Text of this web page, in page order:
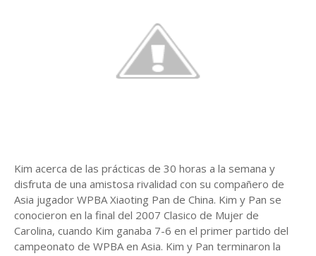
Kim acerca de las prácticas de 30 horas a la semana y
disfruta de una amistosa rivalidad con su compañero de
Asia jugador WPBA Xiaoting Pan de China. Kim y Pan se
conocieron en la final del 2007 Clasico de Mujer de
Carolina, cuando Kim ganaba 7-6 en el primer partido del
campeonato de WPBA en Asia. Kim y Pan terminaron la